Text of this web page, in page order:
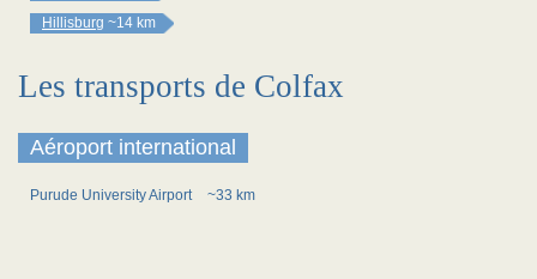
Hillisburg ~14 km
Les transports de Colfax
Aéroport international
Purude University Airport ~33 km